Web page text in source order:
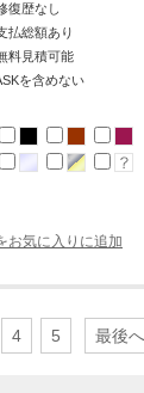
復歴なし
払総額あり
料見積可能
を含めない
お気に入りに追加
4 5 最後